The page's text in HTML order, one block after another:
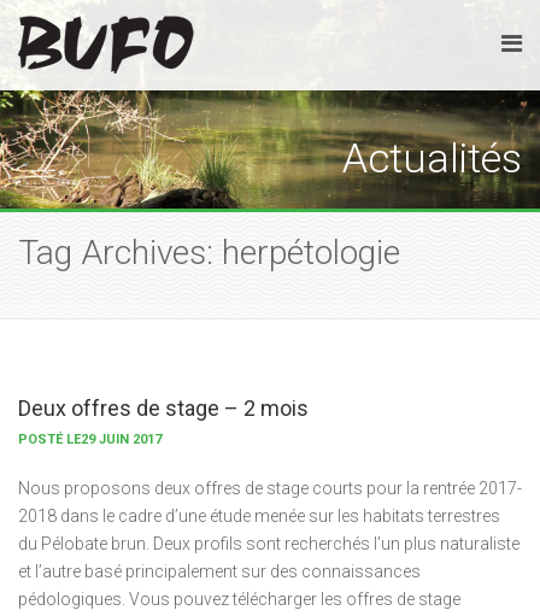
Actualités
Tag Archives: herpétologie
Deux offres de stage – 2 mois
POSTÉ LE29 JUIN 2017
Nous proposons deux offres de stage courts pour la rentrée 2017-
2018 dans le cadre d’une étude menée sur les habitats terrestres
du Pélobate brun. Deux profils sont recherchés l’un plus naturaliste
et l’autre basé principalement sur des connaissances
pédologiques. Vous pouvez télécharger les offres de stage